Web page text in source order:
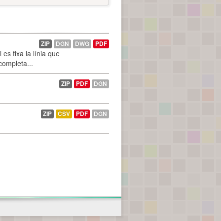
es fixa la línia que
ZIP DGN DWG PDF
ZIP PDF DGN
ZIP CSV PDF DGN